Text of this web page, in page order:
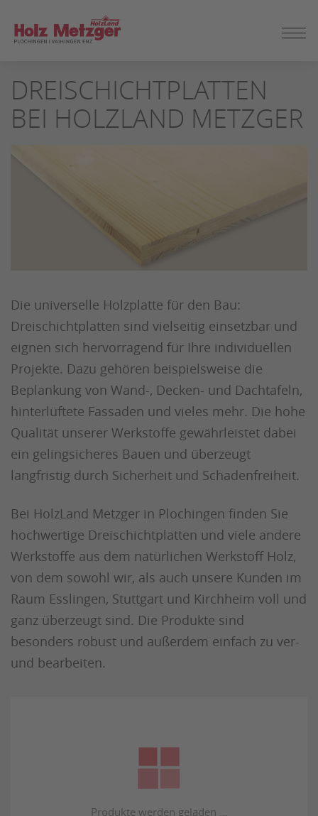
SEITENINHALT
SPRINGEN
DREISCHICHTPLATTEN
BEI HOLZLAND METZGER
Die universelle Holzplatte für den Bau:
Dreischichtplatten sind vielseitig einsetzbar und
eignen sich hervorragend für Ihre individuellen
Projekte. Dazu gehören beispielsweise die
Beplankung von Wand-, Decken- und Dachtafeln,
hinterlüftete Fassaden und vieles mehr. Die hohe
Qualität unserer Werkstoffe gewährleistet dabei
ein gelingsicheres Bauen und überzeugt
langfristig durch Sicherheit und Schadenfreiheit.
Bei HolzLand Metzger in Plochingen finden Sie
hochwertige Dreischichtplatten und viele andere
Werkstoffe aus dem natürlichen Werkstoff Holz,
von dem sowohl wir, als auch unsere Kunden im
Raum Esslingen, Stuttgart und Kirchheim voll und
ganz überzeugt sind. Die Produkte sind
besonders robust und außerdem einfach zu ver-
und bearbeiten.